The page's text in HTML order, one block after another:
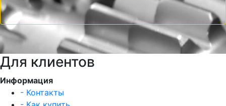
Для клиентов
Информация
- Контакты